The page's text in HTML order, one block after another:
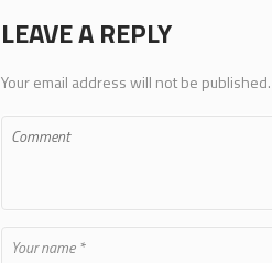
LEAVE A REPLY
Your email address will not be published.